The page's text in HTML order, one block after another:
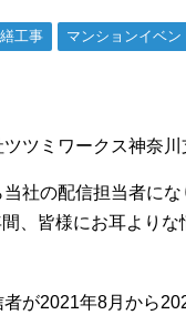
工事 マンションイベン
ツミワークス神奈川
社の配信担当者に
間、皆様にお耳より
が2021年8月から